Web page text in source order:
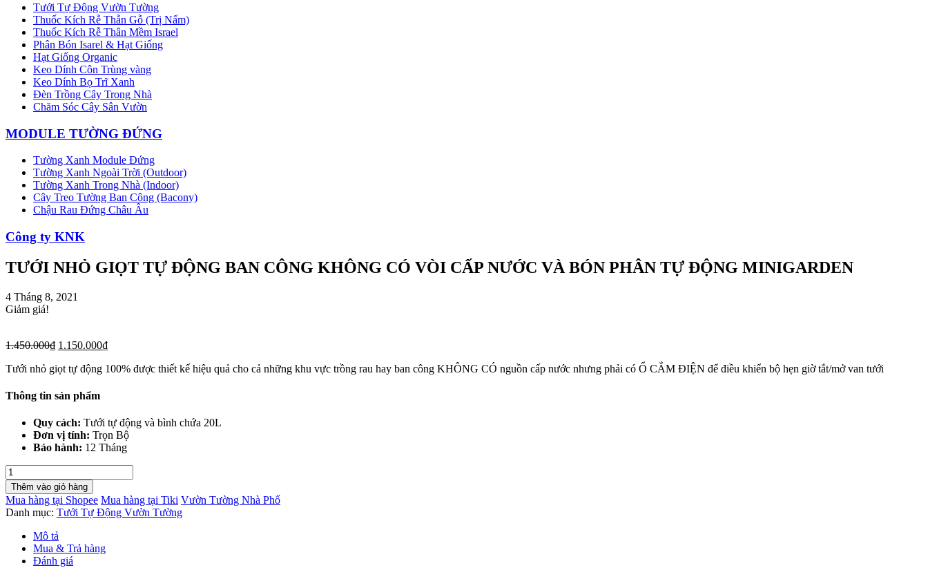
Tưới Tự Động Vườn Tường
Thuốc Kích Rễ Thẫn Gỗ (Trị Nấm)
Thuốc Kích Rễ Thân Mềm Israel
Phân Bón Isarel & Hạt Giống
Hạt Giống Organic
Keo Dính Côn Trùng vàng
Keo Dính Bọ Trĩ Xanh
Đèn Trồng Cây Trong Nhà
Chăm Sóc Cây Sân Vườn
MODULE TƯỜNG ĐỨNG
Tường Xanh Module Đứng
Tường Xanh Ngoài Trời (Outdoor)
Tường Xanh Trong Nhà (Indoor)
Cây Treo Tường Ban Công (Bacony)
Chậu Rau Đứng Châu Âu
Công ty KNK
TƯỚI NHỎ GIỌT TỰ ĐỘNG BAN CÔNG KHÔNG CÓ VÒI CẤP NƯỚC VÀ BÓN PHÂN TỰ ĐỘNG MINIGARDEN
4 Tháng 8, 2021
Giảm giá!
1.450.000₫ 1.150.000₫
Tưới nhỏ giọt tự động 100% được thiết kế hiệu quả cho cả những khu vực trồng rau hay ban công KHÔNG CÓ nguồn cấp nước nhưng phải có Ổ CẮM ĐIỆN để điều khiển bộ hẹn giờ tắt/mở van tưới
Thông tin sản phẩm
Quy cách: Tưới tự động và bình chứa 20L
Đơn vị tính: Trọn Bộ
Bảo hành: 12 Tháng
TƯỚI
NHỎ
GIỌT
TỰ
ĐỘNG
BAN
CÔNG
KHÔNG
Thêm vào giỏ hàng
Mua hàng tại Shopee Mua hàng tại Tiki Vườn Tường Nhà Phố
Danh mục: Tưới Tự Động Vườn Tường
Mô tả
Mua & Trả hàng
Đánh giá